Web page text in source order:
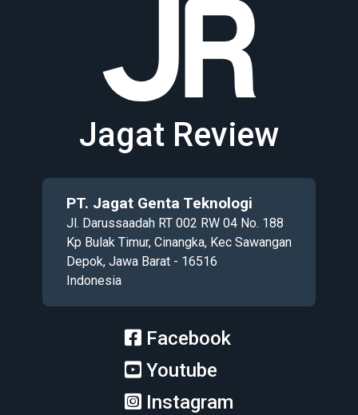
Jagat Review
PT. Jagat Genta Teknologi
Jl. Darussaadah RT 002 RW 04 No. 188
Kp Bulak Timur, Cinangka, Kec Sawangan
Depok, Jawa Barat - 16516
Indonesia
Facebook
Youtube
Instagram